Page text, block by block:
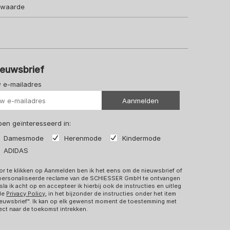
e-mailadres
Aanmelden
geïnteresseerd in:
Damesmode
Herenmode
Kindermode
ADIDAS
te klikken op Aanmelden ben ik het eens om de nieuwsbrief of
reclame van de SCHIESSER GmbH te ontvangen
ik acht op en accepteer ik hierbij ook de instructies en uitleg
Privacy Policy, in het bijzonder de instructies onder het item
Ik kan op elk gewenst moment de toestemming met
naar de toekomst intrekken.